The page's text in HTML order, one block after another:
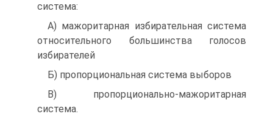
система:
A) мажоритарная избирательная система
относительного большинства голосов
избирателей
Б) пропорциональная система выборов
B) пропорционально-мажоритарная
система.